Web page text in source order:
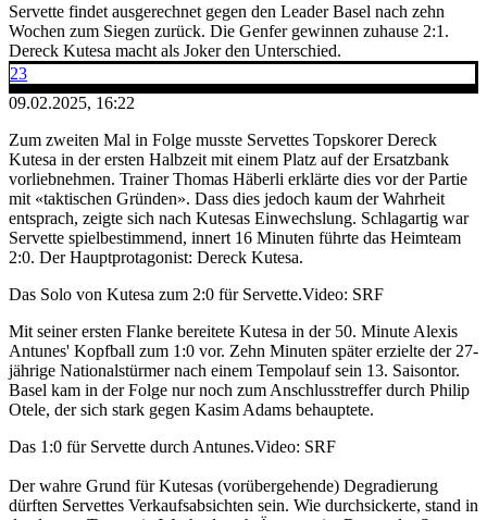
Servette findet ausgerechnet gegen den Leader Basel nach zehn
Wochen zum Siegen zurück. Die Genfer gewinnen zuhause 2:1.
Dereck Kutesa macht als Joker den Unterschied.
23
09.02.2025, 16:22
Zum zweiten Mal in Folge musste Servettes Topskorer Dereck
Kutesa in der ersten Halbzeit mit einem Platz auf der Ersatzbank
vorliebnehmen. Trainer Thomas Häberli erklärte dies vor der Partie
mit «taktischen Gründen». Dass dies jedoch kaum der Wahrheit
entsprach, zeigte sich nach Kutesas Einwechslung. Schlagartig war
Servette spielbestimmend, innert 16 Minuten führte das Heimteam
2:0. Der Hauptprotagonist: Dereck Kutesa.
Das Solo von Kutesa zum 2:0 für Servette.Video: SRF
Mit seiner ersten Flanke bereitete Kutesa in der 50. Minute Alexis
Antunes' Kopfball zum 1:0 vor. Zehn Minuten später erzielte der 27-
jährige Nationalstürmer nach einem Tempolauf sein 13. Saisontor.
Basel kam in der Folge nur noch zum Anschlusstreffer durch Philip
Otele, der sich stark gegen Kasim Adams behauptete.
Das 1:0 für Servette durch Antunes.Video: SRF
Der wahre Grund für Kutesas (vorübergehende) Degradierung
dürften Servettes Verkaufsabsichten sein. Wie durchsickerte, stand in